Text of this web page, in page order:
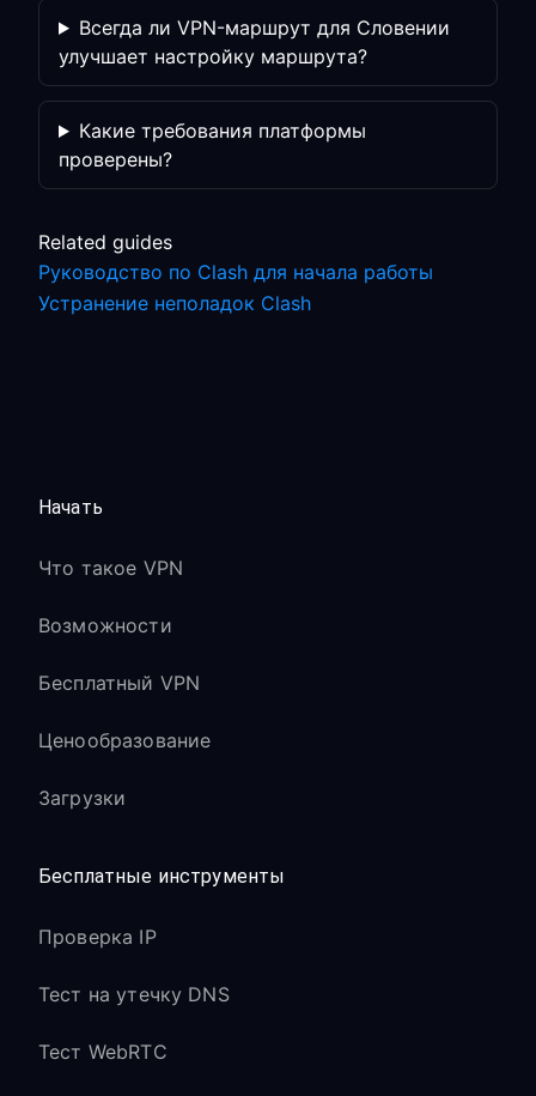
Всегда ли VPN-маршрут для Словении
улучшает настройку маршрута?
Какие требования платформы
проверены?
Related guides
Руководство по Clash для начала работы
Устранение неполадок Clash
Начать
Что такое VPN
Возможности
Бесплатный VPN
Ценообразование
Загрузки
Бесплатные инструменты
Проверка IP
Тест на утечку DNS
Тест WebRTC